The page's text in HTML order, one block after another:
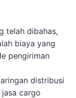
telah dibahas,
biaya yang
pengiriman
distribusi
cargo